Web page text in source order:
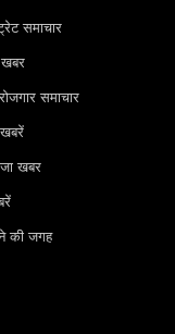
समाचार
समाचार
खबर
की जगह